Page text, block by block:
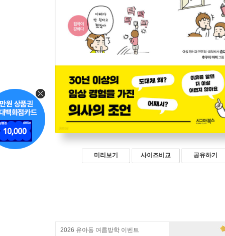
미리보기 사이즈비교 공유하기
2026 유아동 여름방학 이벤트